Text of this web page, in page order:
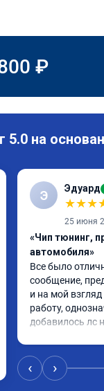
₽
5.0 на
Э Эдуард
★★★
25 июня
«Чип тюнинг,
автомобиля»
Все было
сообщение,
и на мой
работу,
добавилось лс
‹ ›